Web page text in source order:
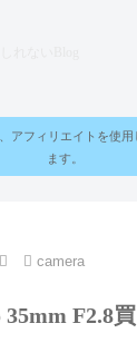
アフィリエイトを使
ます。
camera
F2.8